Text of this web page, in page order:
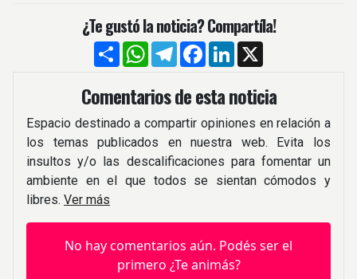
¿Te gustó la noticia? Compartíla!
CompartirWhatsApp
TelegramFacebook
LinkedIn
Comentarios de esta noticia
Espacio destinado a compartir opiniones en relación a
los temas publicados en nuestra web. Evita los
insultos y/o las descalificaciones para fomentar un
ambiente en el que todos se sientan cómodos y
libres. Ver más
No hay comentarios aún. Podés ser el
primero ¿Te animás?